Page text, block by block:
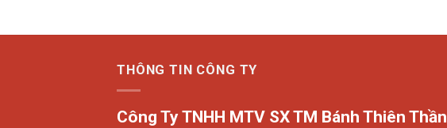
THÔNG TIN CÔNG TY
Công Ty TNHH MTV SX TM Bánh Thiên Thần